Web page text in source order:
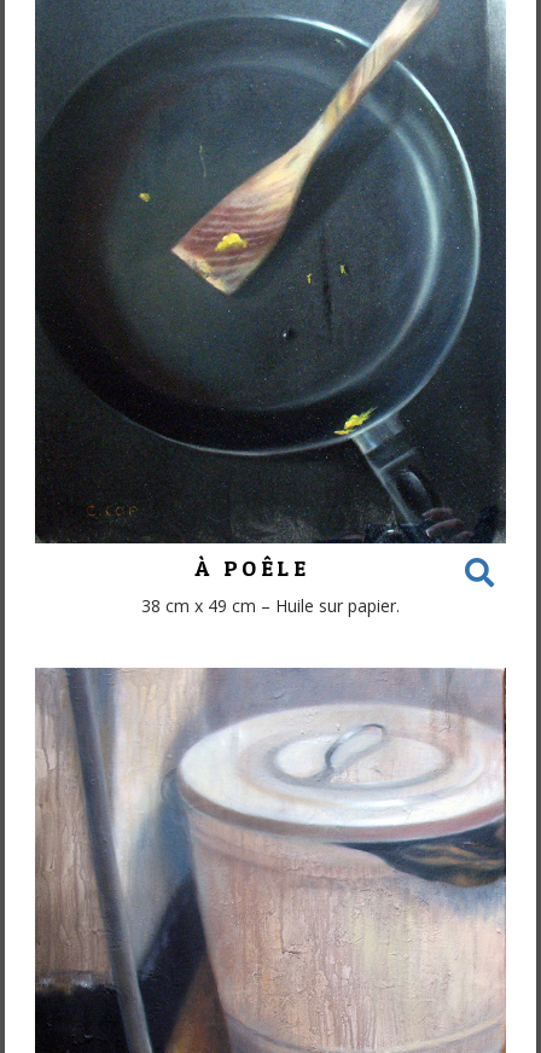
À POÊLE
38 cm x 49 cm – Huile sur papier.